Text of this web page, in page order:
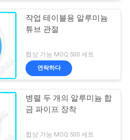
작업 테이블용 알루미늄
튜브 관절
협상 가능 MOQ:500 세트
연락하다
병렬 두 개의 알루미늄 합
금 파이프 장착
협상 가능 MOQ:500 세트